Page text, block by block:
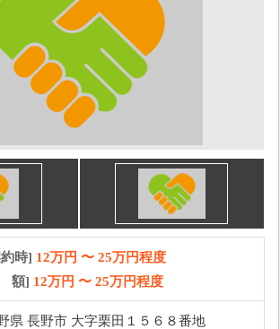
時] 12万円 〜 25万円程度
額] 12万円 〜 25万円程度
県 長野市 大字栗田１５６８番地